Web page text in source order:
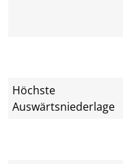
Höchste
Auswärtsniederlage